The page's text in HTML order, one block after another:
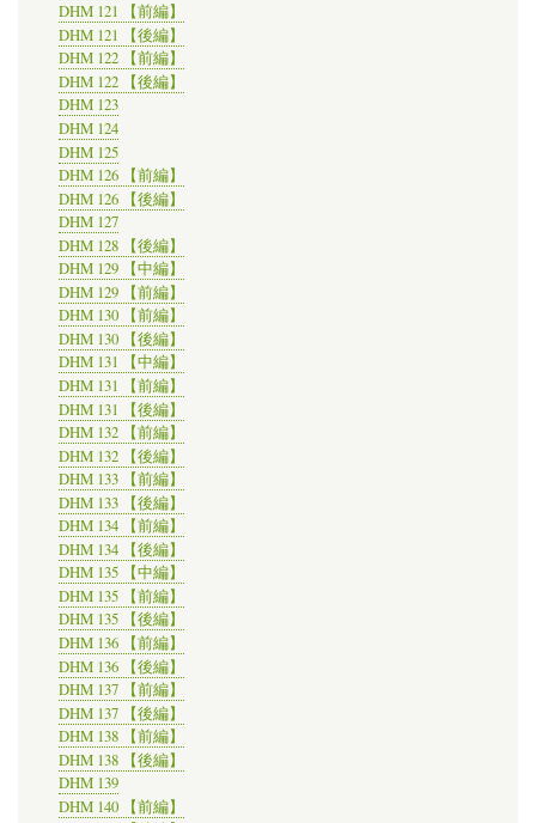
DHM 121 【前編】
DHM 121 【後編】
DHM 122 【前編】
DHM 122 【後編】
DHM 123
DHM 124
DHM 125
DHM 126 【前編】
DHM 126 【後編】
DHM 127
DHM 128 【後編】
DHM 129 【中編】
DHM 129 【前編】
DHM 130 【前編】
DHM 130 【後編】
DHM 131 【中編】
DHM 131 【前編】
DHM 131 【後編】
DHM 132 【前編】
DHM 132 【後編】
DHM 133 【前編】
DHM 133 【後編】
DHM 134 【前編】
DHM 134 【後編】
DHM 135 【中編】
DHM 135 【前編】
DHM 135 【後編】
DHM 136 【前編】
DHM 136 【後編】
DHM 137 【前編】
DHM 137 【後編】
DHM 138 【前編】
DHM 138 【後編】
DHM 139
DHM 140 【前編】